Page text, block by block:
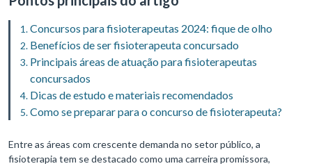
Concursos para fisioterapeutas 2024: fique de olho
Benefícios de ser fisioterapeuta concursado
Principais áreas de atuação para fisioterapeutas
concursados
Dicas de estudo e materiais recomendados
Como se preparar para o concurso de fisioterapeuta?
Entre as áreas com crescente demanda no setor público, a
fisioterapia tem se destacado como uma carreira promissora,